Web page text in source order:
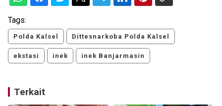
Tags:
Polda Kalsel Dittesnarkoba Polda Kalsel
ekstasi inek inek Banjarmasin
Terkait